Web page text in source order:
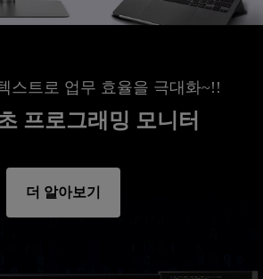
스트로 업무 효율을 극대화~!!
프로그래밍 모니터
더 알아보기